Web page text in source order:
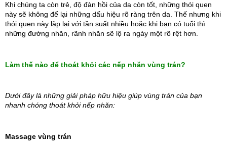
Khi chúng ta còn trẻ, độ đàn hồi của da còn tốt, những thói quen
này sẽ không để lại những dấu hiệu rõ ràng trên da. Thế nhưng khi
thói quen này lặp lại với tần suất nhiều hoặc khi bạn có tuổi thì
những đường nhăn, rãnh nhăn sẽ lộ ra ngày một rõ rệt hơn.
Làm thế nào để thoát khỏi các nếp nhăn vùng trán?
Dưới đây là những giải pháp hữu hiệu giúp vùng trán của bạn
nhanh chóng thoát khỏi nếp nhăn:
Massage vùng trán